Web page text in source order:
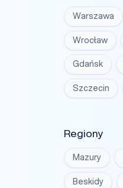
Warszawa
Wrocław
Gdańsk
Szczecin
Regiony
Mazury
Beskidy